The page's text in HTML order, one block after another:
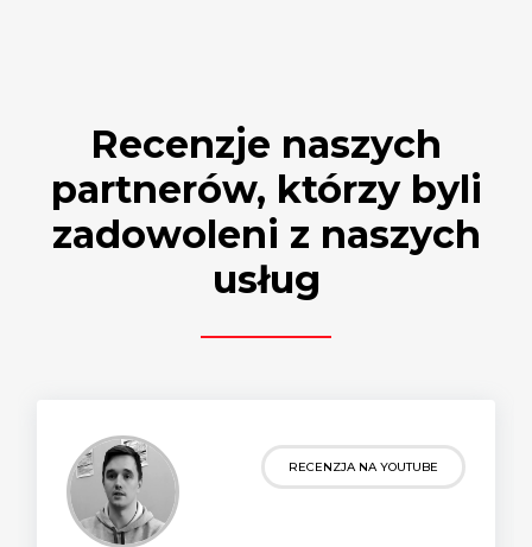
Recenzje naszych
partnerów, którzy byli
zadowoleni z naszych
usług
RECENZJA NA YOUTUBE